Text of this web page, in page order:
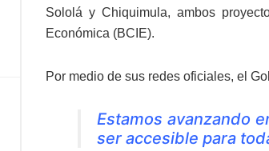
Sololá y Chiquimula, ambos
Económica (BCIE).
Por medio de sus redes oficiales, el
Estamos avanzando
ser accesible para